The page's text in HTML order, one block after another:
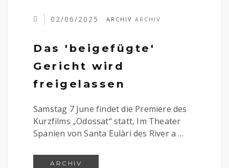
02/06/2025 ARCHIVARCHIV
Das 'beigefügte'
Gericht wird
freigelassen
Samstag 7 June findet die Premiere des
Kurzfilms „Odossat“ statt, Im Theater
Spanien von Santa Eulàri des River a …
ARCHIV